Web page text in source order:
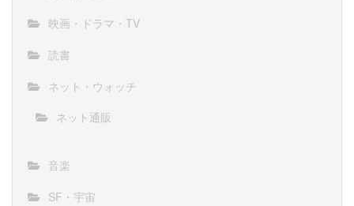
映画・ドラマ・TV
読書
ネット・ウォッチ
ネット通販
音楽
SF・宇宙